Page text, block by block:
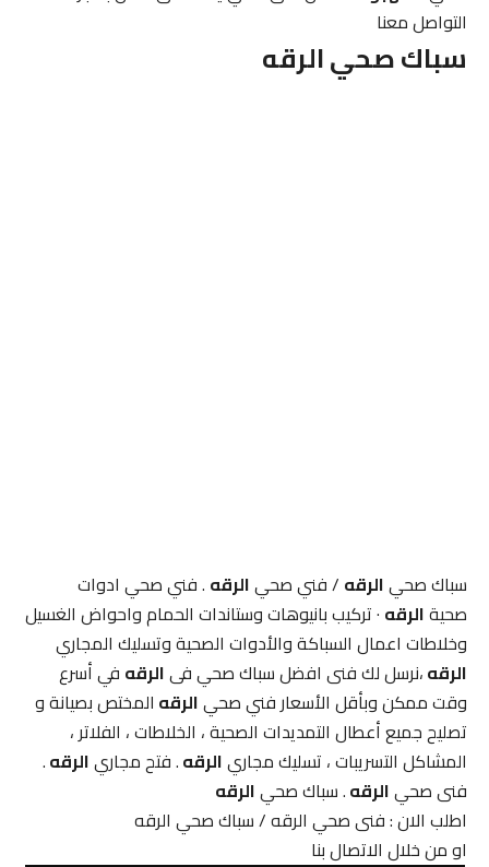
التواصل معنا
سباك صحيالرقه
سباك صحيالرقه/ فني صحيالرقه. فني صحي ادوات
صحيةالرقه· تركيب بانيوهات وستاندات الحمام واحواض الغسيل
وخلاطات اعمال السباكة والأدوات الصحية وتسليك المجاري
الرقه،نرسل لك فنى افضل سباك صحي فىالرقهفي أسرع
وقت ممكن وبأقل الأسعار فني صحيالرقهالمختص بصيانة و
تصليح جميع أعطال التمديدات الصحية ، الخلاطات ، الفلاتر ،
المشاكل التسريبات ، تسليك مجاريالرقه. فتح مجاريالرقه.
فنى صحيالرقه. سباك صحيالرقه
اطلب الان : فنى صحي الرقه / سباك صحي الرقه
او من خلال الاتصال بنا